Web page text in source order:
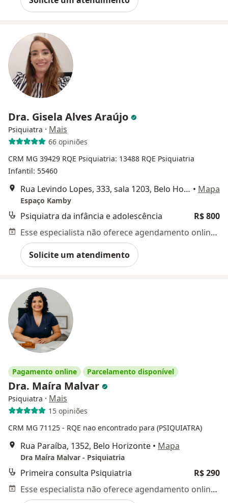
Dra. Gisela Alves Araújo
Psiquiatra · Mais
66 opiniões
CRM MG 39429 RQE Psiquiatria: 13488 RQE Psiquiatria
Infantil: 55460
Rua Levindo Lopes, 333, sala 1203, Belo Horizonte • Mapa
Espaço Kamby
Psiquiatra da infância e adolescência
R$ 800
Esse especialista não oferece agendamento online para esse endereço.
Solicite um atendimento
Pagamento online Parcelamento disponível
Dra. Maíra Malvar
Psiquiatra · Mais
15 opiniões
CRM MG 71125 - RQE nao encontrado para (PSIQUIATRA)
Rua Paraíba, 1352, Belo Horizonte • Mapa
Dra Maíra Malvar - Psiquiatria
Primeira consulta Psiquiatria
R$ 290
Esse especialista não oferece agendamento online para esse endereço.